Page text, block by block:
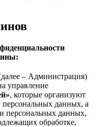
– Администрация)
управление
, которые организуют
данных, а
персональных данных,
обработке,